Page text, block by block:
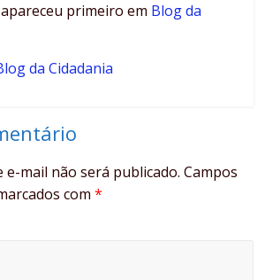
apareceu primeiro em Blog da
da Cidadania
e-mail não será publicado. Campos
com*